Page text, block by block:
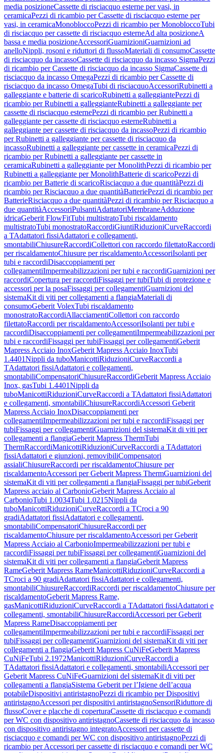
media posizioneCassette di risciacquo esterne per vasi, in
ceramicaPezzi di ricambio per Cassette di risciacquo esterne per
vasi, in ceramicaMonobloccoPezzi di ricambio per MonobloccoTubi
di risciacquo per cassette di risciacquo esterneAd alta posizioneA
bassa e media posizioneAccessoriGuarnizioniGuarnizioni ad
anelloNippli, rosoni e riduttori di flussoMateriali di consumoCassette
di risciacquo da incassoCassette di risciacquo da incasso SigmaPezzi
di ricambio per Cassette di risciacquo da incasso SigmaCassette di
risciacquo da incasso OmegaPezzi di ricambio per Cassette di
risciacquo da incasso OmegaTubi di risciacquoAccessoriRubinetti a
galleggiante e batterie di scaricoRubinetti a galleggiantePezzi di
ricambio per Rubinetti a galleggianteRubinetti a galleggiante per
cassette di risciacquo esternePezzi di ricambio per Rubinetti a
galleggiante per cassette di risciacquo esterneRubinetti a
galleggiante per cassette di risciacquo da incassoPezzi di ricambio
per Rubinetti a galleggiante per cassette di risciacquo da
incassoRubinetti a galleggiante per cassette in ceramicaPezzi di
ricambio per Rubinetti a galleggiante per cassette in
ceramicaRubinetti a galleggiante per MonolithPezzi di ricambio per
Rubinetti a galleggiante per MonolithBatterie di scaricoPezzi di
ricambio per Batterie di scaricoRisciacquo a due quantitàPezzi di
ricambio per Risciacquo a due quantitàBatteriePezzi di ricambio per
BatterieRisciacquo a due quantitàPezzi di ricambio per Risciacquo a
due quantitàAccessoriPulsantiAdattatoriMembraneAdduzione
idricaGeberit FlowFitTubi multistratoTubi riscaldamento
multistratoTubi monostratoRaccordiGiuntiRiduzioniCurveRaccordi
a TAdattatori fissiAdattatori e collegamenti,
smontabiliChiusureRaccordiCollettori con raccordo filettatoRaccordi
per riscaldamentoChiusure per riscaldamentoAccessoriIsolanti per
tubi e raccordiDisaccoppiamenti per
collegamentiImpermeabilizzazioni per tubi e raccordiGuarnizioni per
raccordiCopertura per raccordiFissaggi per tubiTubi di protezione e
accessori per la posaFissaggi per collegamentiGuarnizioni del
sistemaKit di viti per collegamenti a flangiaMateriali di
consumoGeberit VolexTubi riscaldamento
monostratoRaccordiAllacciamentiCollettori con raccordo
filettatoRaccordi per riscaldamentoAccessoriIsolanti per tubi e
raccordiDisaccoppiamenti per collegamentiImpermeabilizzazioni per
tubi e raccordiFissaggi per tubiFissaggi per collegamentiGeberit
Mapress Acciaio InoxGeberit Mapress Acciaio InoxTubi
1.4401Nippli da tuboManicottiRiduzioniCurveRaccordi a
TAdattatori fissiAdattatori e collegamenti,
smontabiliCompensatoriChiusureRaccordiGeberit Mapress Acciaio
Inox, gasTubi 1.4401Nippli da
tuboManicottiRiduzioniCurveRaccordi a TAdattatori fissiAdattatori
e collegamenti, smontabiliChiusureRaccordiAccessori Geberit
Mapress Acciaio InoxDisaccoppiamenti per
collegamentiImpermeabilizzazioni per tubi e raccordiFissaggi per
tubiFissaggi per collegamentiGuarnizioni del sistemaKit di viti per
collegamenti a flangiaGeberit Mapress ThermTubi
ThermRaccordiManicottiRiduzioniCurveRaccordi a TAdattatori
fissiAdattatori e giunzioni, removibiliCompensatori
assialiChiusureRaccordi per riscaldamentoChiusure per
riscaldamentoAccessori per Geberit Mapress ThermGuarnizioni del
sistemaKit di viti per collegamenti a flangiaFissaggi per tubiGeberit
Mapress acciaio al CarbonioGeberit Mapress Acciaio al
CarbonioTubi 1.0034Tubi 1.0215Nippli da
tuboManicottiRiduzioniCurveRaccordi a TCroci a 90
gradiAdattatori fissiAdattatori e collegamenti,
smontabiliCompensatoriChiusureRaccordi per
riscaldamentoChiusure per riscaldamentoAccessori per Geberit
Mapress Acciaio al CarbonioImpermeabilizzazioni per tubi e
raccordiFissaggi per tubiFissaggi per collegamentiGuarnizioni del
sistemaKit di viti per collegamenti a flangiaGeberit Mapress
RameGeberit Mapress RameManicottiRiduzioniCurveRaccordi a
TCroci a 90 gradiAdattatori fissiAdattatori e collegamenti,
smontabiliChiusureRaccordiRaccordi per riscaldamentoChiusure per
riscaldamentoGeberit Mapress Rame,
gasManicottiRiduzioniCurveRaccordi a TAdattatori fissiAdattatori e
collegamenti, smontabiliChiusureRaccordiAccessori per Geberit
Mapress RameDisaccoppiamenti per
collegamentiImpermeabilizzazioni per tubi e raccordiFissaggi per
tubiFissaggi per collegamentiGuarnizioni del sistemaKit di viti per
collegamenti a flangiaGeberit Mapress CuNiFeGeberit Mapress
CuNiFeTubi 2.1972ManicottiRiduzioniCurveRaccordi a
TAdattatori fissiAdattatori e collegamenti, smontabiliAccessori per
Geberit Mapress CuNiFeGuarnizioni del sistemaKit di viti per
collegamenti a flangiaSistema Geberit per l’Igiene dell’acqua
potabileDispositivi antiristagnoPezzi di ricambio per Dispositivi
antiristagnoAccessori per dispositivi antiristagnoSensoriRiduttore di
flussoCover e placche di coperturaCassette di risciacquo e comandi
per WC con dispositivo antiristagnoCassette di risciacquo da incasso
con dispositivo antiristagno integratoAccessori per cassette di
risciacquo e comandi per WC con dispositivo antiristagnoPezzi di
ricambio per Accessori per cassette di risciacquo e comandi per WC